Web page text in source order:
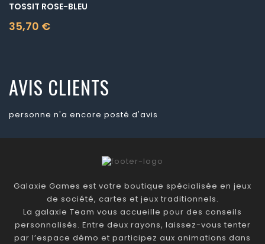
TOSSIT ROSE-BLEU
35,70 €
Prix
AVIS CLIENTS
personne n'a encore posté d'avis
Galaxie Games est votre boutique spécialisée en jeux
de société, cartes et jeux traditionnels.
La galaxie Team vous accueille pour des conseils
personnalisés. Entre deux rayons, laissez-vous tenter
par l’espace démo et participez aux animations dans